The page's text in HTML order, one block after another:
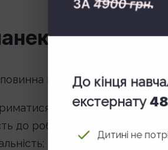
До кінця
екстернату
Дитині не
володіти рядом
на публіці;
до роботи в команді;